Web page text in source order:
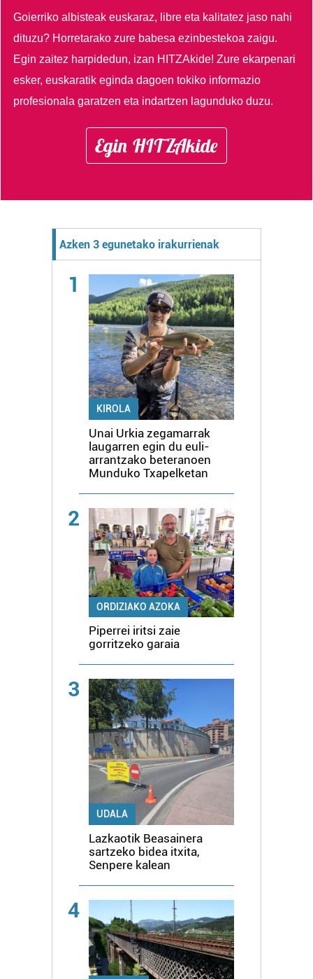
Goierriko albisteak euskaraz, libre eta kalitatez jaso nahi
dituzu? Horretarako zure babesa ezinbestekoa zaigu.
Egin zaitez harpidedun, izan HITZAkide!Zure ekarpenari
esker, euskaratik eginda dagoen tokiko informazio
profesionala garatzen eta indartzen lagunduko duzu.
Egin HITZAkide
Azken 3 egunetako irakurrienak
1
KIROLA
Unai Urkia zegamarrak
laugarren egin du euli-
arrantzako beteranoen
Munduko Txapelketan
2
ORDIZIAKO AZOKA
Piperrei iritsi zaie
gorritzeko garaia
3
UDALA
Lazkaotik Beasainera
sartzeko bidea itxita,
Senpere kalean
4